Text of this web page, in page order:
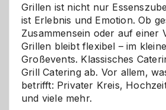
Grillen ist nicht nur
ist Erlebnis und Emotion. Ob
Zusammensein oder auf einer
Grillen bleibt flexibel – im
Großevents. Klassisches
Grill Catering ab. Vor allem,
betrifft: Privater Kreis,
und viele mehr.